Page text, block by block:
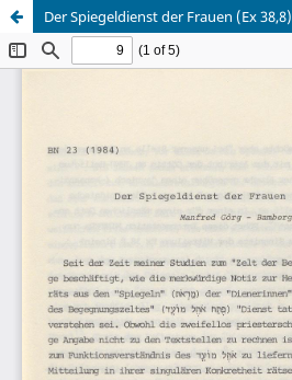
Der Spiegeldienst der Frauen (Ex 38,8)